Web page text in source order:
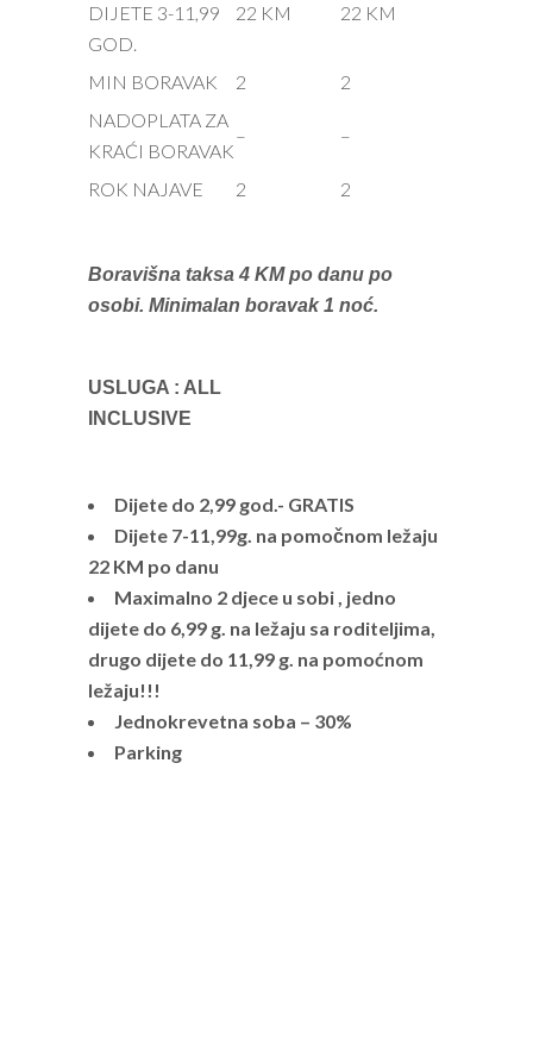
DIJETE 3-11,99
GOD.
22 KM 22 KM
MIN BORAVAK 2
2
NADOPLATA ZA
KRAĆI BORAVAK
– –
ROK NAJAVE 2 2
Boravišna taksa 4 KM po danu po
osobi. Minimalan boravak 1 noć.
USLUGA : ALL
INCLUSIVE
Dijete do 2,99 god.- GRATIS
Dijete 7-11,99g. na pomočnom ležaju
22 KM po danu
Maximalno 2 djece u sobi , jedno
dijete do 6,99 g. na ležaju sa roditeljima,
drugo dijete do 11,99 g. na pomoćnom
ležaju!!!
Jednokrevetna soba – 30%
Parking